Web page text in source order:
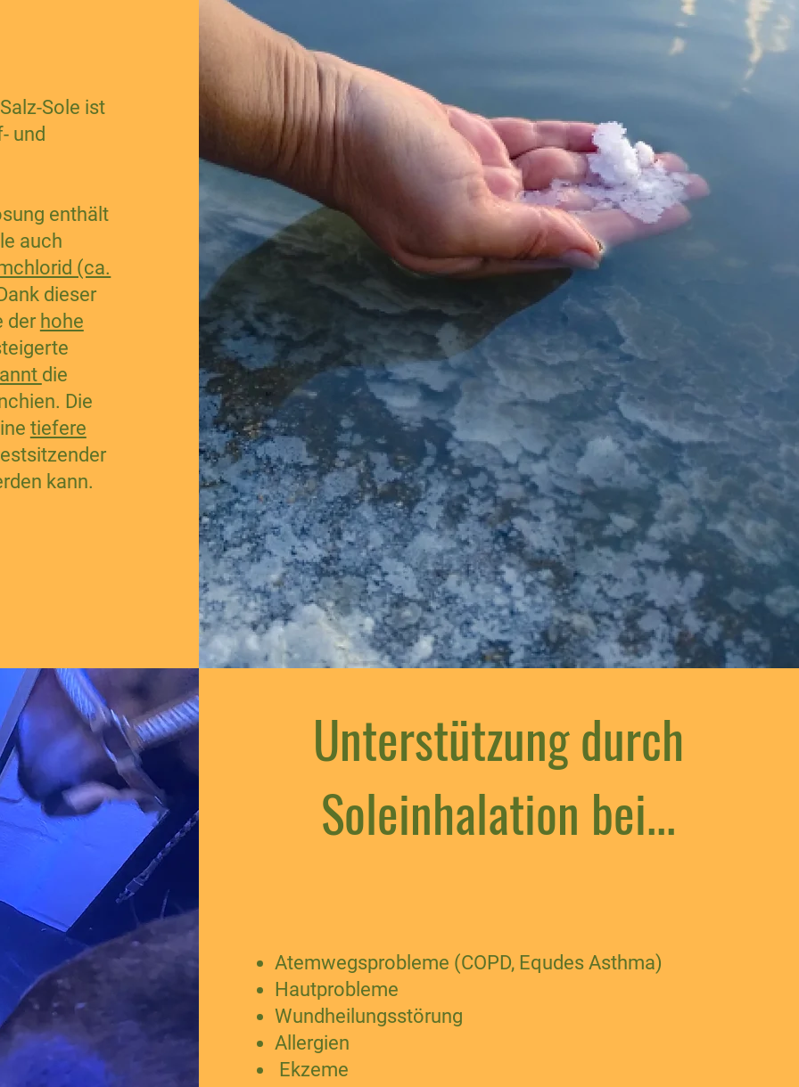
Sole ist
und
enthält
auch
(ca.
dieser
der hohe
die
Die
tiefere
kann.
Unterstützung durch
Soleinhalation bei...
Atemwegsprobleme (COPD, Equdes Asthma)
Hautprobleme
Wundheilungsstörung
Allergien
Ekzeme